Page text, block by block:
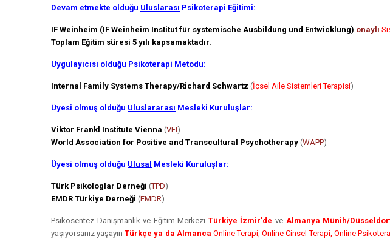
Devam etmekte olduğu Uluslarası Psikoterapi Eğitimi:
IF Weinheim (IF Weinheim Institut für systemische Ausbildung und Entwicklung) onaylı
Toplam Eğitim süresi 5 yılı kapsamaktadır.
Uygulayıcısı olduğu Psikoterapi Metodu:
Internal Family Systems Therapy/Richard Schwartz (İçsel Aile Sistemleri Terapisi)
Üyesi olmuş olduğu Uluslararası Mesleki Kuruluşlar:
Viktor Frankl Institute Vienna (VFI)
World Association for Positive and Transcultural Psychotherapy (WAPP)
Üyesi olmuş olduğu Ulusal Mesleki Kuruluşlar:
Türk Psikologlar Derneği (TPD)
EMDR Türkiye Derneği (EMDR)
Psikosentez Danışmanlık ve Eğitim Merkezi Türkiye İzmir'de ve Almanya Münih/
yaşıyorsanız yaşayınTürkçe ya da Almanca Online Terapi, Online Cinsel Terapi, Online